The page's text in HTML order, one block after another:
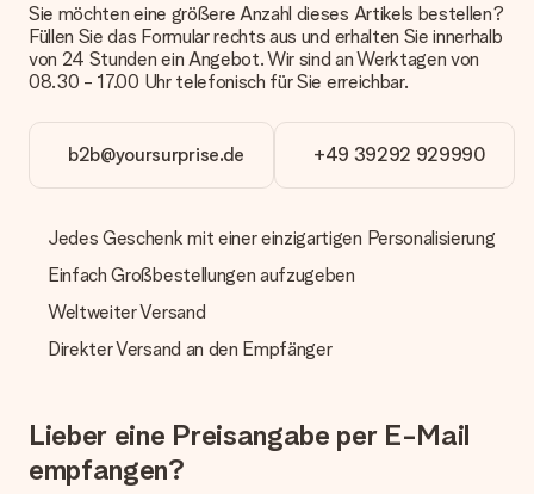
Zahlung
Wie kann ich meine Bestellung bezahlen?
Wir bieten die folgenden Zahlungsoptionen an: Vorauskasse
Kreditkarte oder auf Rechnung über Klarna. Bei einer
manuellen Überweisung verlängert sich die Lieferzeit des
Geschenks jedoch um 3 Werktage.
Was, wenn das Geschenk meine Erwartungen nicht
erfüllt?
Sollte das Geschenk wider Erwarten deine Erwartungen nicht
erfüllen, bitten wir dich, unseren Kundenservice zu
kontaktieren. Dort wird dir umgehend ein passender
Alle Lieferungen erfolgen ohne Rechnung und/oder
Lieferschein. Die Rechnung zu deiner Bestellung erhältst du
zeitgleich mit der Bestätigungsmail und kannst sie jederzeit in
Sie möchten eine größere Anzahl dieses Artikels bestellen?
Füllen Sie das Formular rechts aus und erhalten Sie innerhalb
von 24 Stunden ein Angebot. Wir sind an Werktagen von
08.30 - 17.00 Uhr telefonisch für Sie erreichbar.
b2b@yoursurprise.de +49 39292 929990
Jedes Geschenk mit einer einzigartigen Personalisierung
Einfach Großbestellungen aufzugeben
Weltweiter Versand
Direkter Versand an den Empfänger
Lieber eine Preisangabe per E-Mail
empfangen?